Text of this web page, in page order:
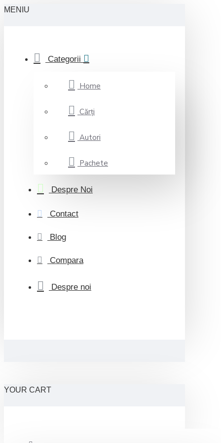
MENIU
Categorii
Home
Cărți
Autori
Pachete
Despre Noi
Contact
Blog
Compara
Despre noi
YOUR CART